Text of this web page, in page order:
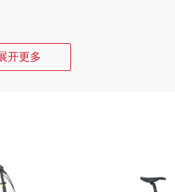
开更多